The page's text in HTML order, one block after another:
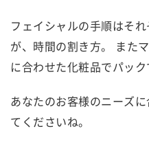
フェイシャルの手順はそ
が、時間の割き方。 また
に合わせた化粧品でパック
あなたのお客様のニーズ
てくださいね。